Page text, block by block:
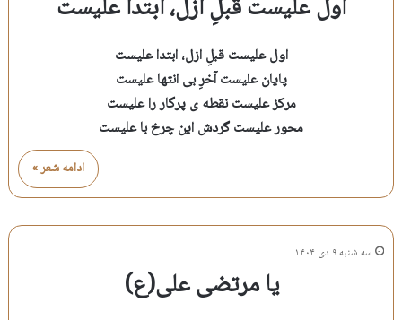
اول علیست قبلِ ازل، ابتدا علیست
اول علیست قبلِ ازل، ابتدا علیست
پایان علیست آخرِ بی انتها علیست
مرکز علیست نقطه ی پرگار را علیست
محور علیست گردش این چرخ با علیست
ادامه شعر »
سه شنبه ۹ دی ۱۴۰۴
یا مرتضی علی(ع)